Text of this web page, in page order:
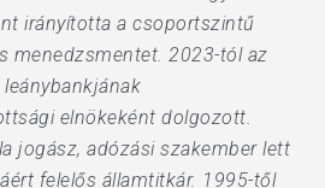
irányította a csoportszintű
menedzsmentet. 2023-tól az
leánybankjának
elnökeként dolgozott.
jogász, adózási szakember lett
felelős államtitkár. 1995-től